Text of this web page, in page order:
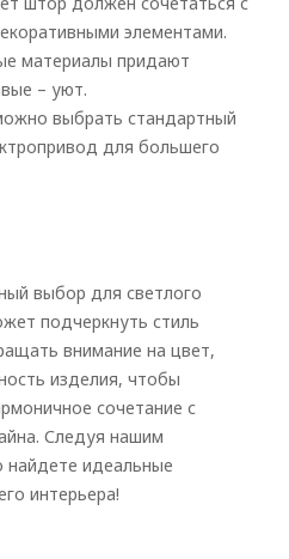
элементами.
материалы придают
– уют.
выбрать стандартный
для большего
выбор для светлого
подчеркнуть стиль
внимание на цвет,
изделия, чтобы
сочетание с
Следуя нашим
найдете идеальные
интерьера!